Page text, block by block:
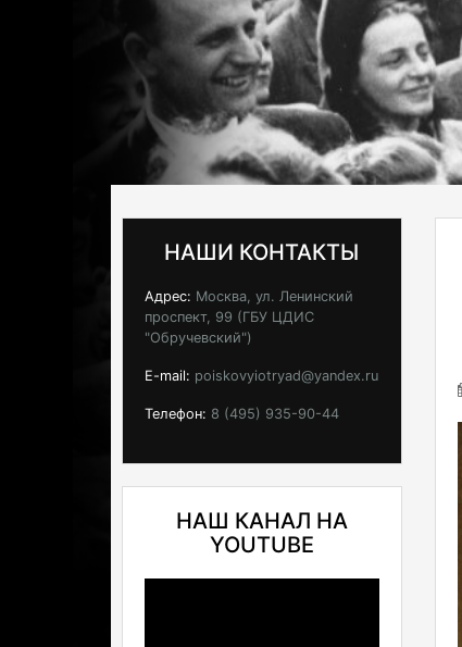
НАШИ КОНТАКТЫ
Адрес: Москва, ул. Ленинский
проспект, 99 (ГБУ ЦДИС
"Обручевский")
E-mail: poiskovyiotryad@yandex.ru
Телефон: 8 (495) 935-90-44
НАШ КАНАЛ НА
YOUTUBE